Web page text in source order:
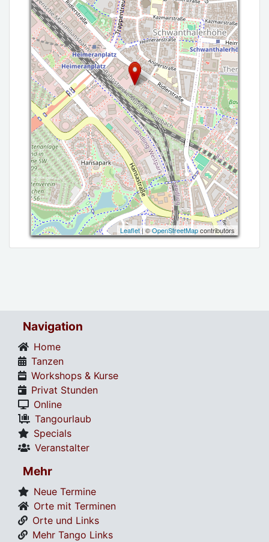
Leaflet| ©OpenStreetMapcontributors
Navigation
Home
Tanzen
Workshops & Kurse
Privat Stunden
Online
Tangourlaub
Specials
Veranstalter
Mehr
Neue Termine
Orte mit Terminen
Orte und Links
Mehr Tango Links